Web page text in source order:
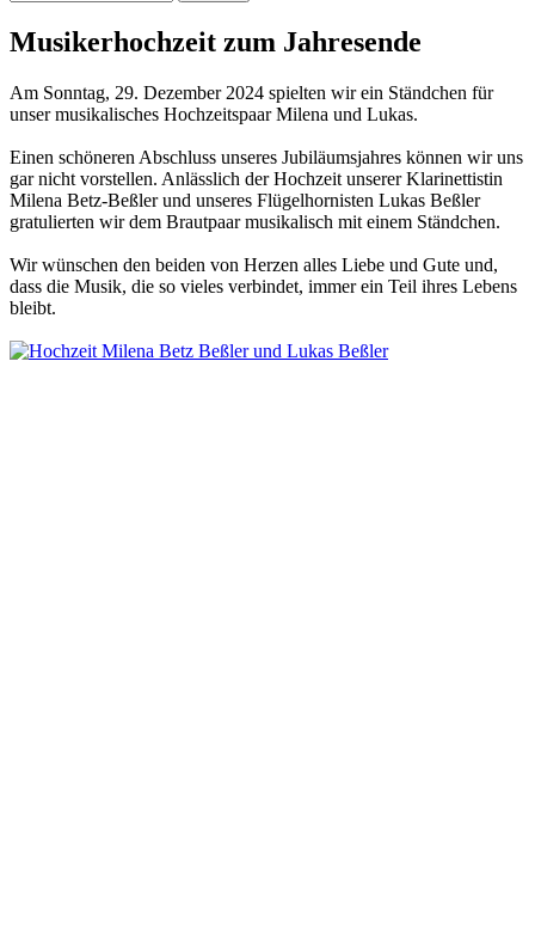
Musikerhochzeit zum Jahresende
Am Sonntag, 29. Dezember 2024 spielten wir ein Ständchen für
unser musikalisches Hochzeitspaar Milena und Lukas.
Einen schöneren Abschluss unseres Jubiläumsjahres können wir uns
gar nicht vorstellen. Anlässlich der Hochzeit unserer Klarinettistin
Milena Betz-Beßler und unseres Flügelhornisten Lukas Beßler
gratulierten wir dem Brautpaar musikalisch mit einem Ständchen.
Wir wünschen den beiden von Herzen alles Liebe und Gute und,
dass die Musik, die so vieles verbindet, immer ein Teil ihres Lebens
bleibt.